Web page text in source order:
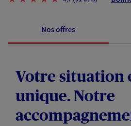
Nos offres
Votre situation
unique. Notre